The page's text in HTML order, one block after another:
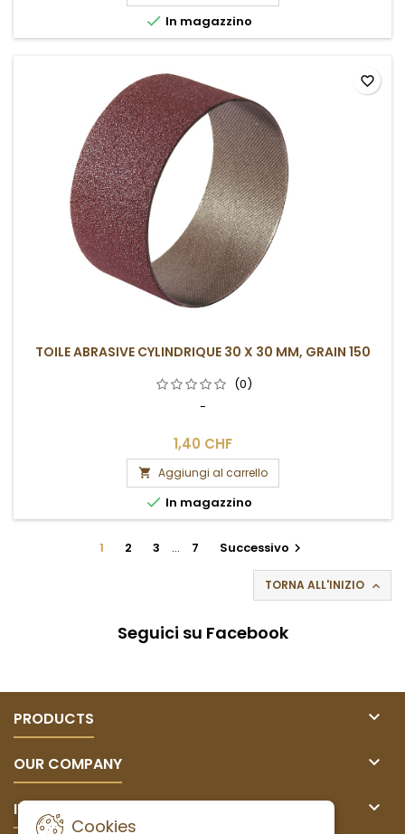
 In magazzino
TOILE ABRASIVE CYLINDRIQUE 30 X 30 MM, GRAIN 150
(0)
-
1,40 CHF
 Aggiungi al carrello
 In magazzino
favorite_border
1 2 3 … 7 Successivo 
TORNA ALL'INIZIO 
Seguici su Facebook
PRODUCTS 
OUR COMPANY 
IL TUO ACCOUNT 
Cookies